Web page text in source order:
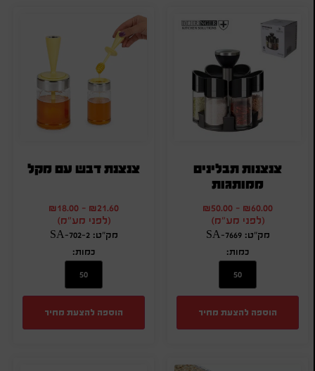
צנצנות תבלינים
ממותגות
₪60.00
-
₪50.00
(לפני מע"מ)
מק"ט: SA-7669
כמות:
הוספה להצעת מחיר
צנצנת דבש עם מקל
₪21.60
-
₪18.00
(לפני מע"מ)
מק"ט: SA-702-2
כמות:
הוספה להצעת מחיר